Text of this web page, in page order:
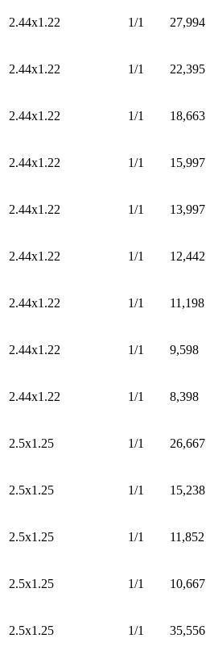
2.44х1.22 1/1 27,994
2.44х1.22 1/1 22,395
2.44х1.22 1/1 18,663
2.44х1.22 1/1 15,997
2.44х1.22 1/1 13,997
2.44х1.22 1/1 12,442
2.44х1.22 1/1 11,198
2.44х1.22 1/1 9,598
2.44х1.22 1/1 8,398
2.5х1.25 1/1 26,667
2.5х1.25 1/1 15,238
2.5х1.25 1/1 11,852
2.5х1.25 1/1 10,667
2.5х1.25 1/1 35,556